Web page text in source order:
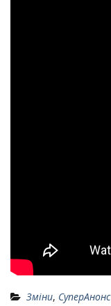
Зміни, СуперАнонс